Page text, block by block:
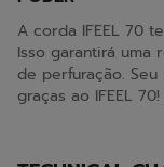
A corda IFEEL 70
Isso garantirá
de perfuração.
graças ao IFEEL 70!